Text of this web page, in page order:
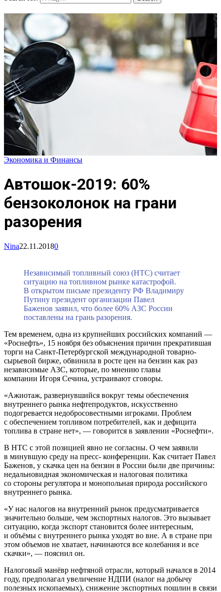
Экономика и Финансы
Автошок-2019: 60%
бензоколонок на грани
разорения
Nina22.11.20180
Независимый топливный союз (НТС) считает
ситуацию на топливном рынке катастрофой.
В открытом письме президенту РФ Владимиру
Путину президент организации Павел
Баженов заявил, что более 60% АЗС России
поставлены на грань разорения.
Тем временем, одна из крупнейших российских компаний —
«Роснефть», 15 ноября без объяснения причин прекратившая
торги на Санкт-Петербургской международной товарно-
сырьевой бирже, обвинила в росте цен на бензин как раз
независимые АЗС, которые, по мнению главы
компании Игоря Сечина, устраивают сговоры.
«Ажиотаж, развернувшийся вокруг темы обеспечения
внутреннего рынка нефтепродуктов, искусственно
подогревается недобросовестными игроками. Проблем
с обеспечением топливом потребителей, как и дефицита
топлива в стране нет», — говорится в заявлении «Роснефти».
В НТС с этой позицией явно не согласны. О чем заявили
в минувшую среду на пресс- конференции. Как считает Павел
Баженов, у скачка цен на бензин в России были две причины:
недальновидная экономическая и налоговая политика
со стороны регулятора и монопольная природа российского
внутреннего рынка.
«У нас налогов на внутренний рынок предусматривается
значительно больше, чем экспортных налогов. Это вызывает
ситуацию, когда экспорт становится более интересным,
и объёмы с внутреннего рынка уходят во вне. А в стране при
этом объемов не хватает, начинаются все колебания и все
скачки», — пояснил он.
Налоговый манёвр нефтяной отрасли, который начался в 2014
году, предполагал увеличение НДПИ (налог на добычу
полезных ископаемых), снижение экспортных пошлин в связи